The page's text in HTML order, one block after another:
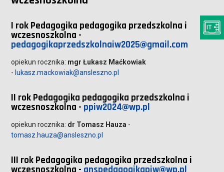
I rok Pedagogika pedagogika przedszkolna i
wczesnoszkolna -
pedagogikaprzedszkolnaiw2025@gmail.com
opiekun rocznika: mgr Łukasz Maćkowiak
- lukasz.mackowiak@ansleszno.pl
II rok Pedagogika pedagogika przedszkolna i
wczesnoszkolna - ppiw2024@wp.pl
opiekun rocznika: dr Tomasz Hauza -
tomasz.hauza@ansleszno.pl
III rok Pedagogika pedagogika przedszkolna i